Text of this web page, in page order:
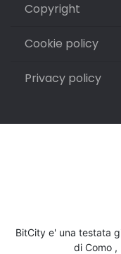
Copyright
Cookie policy
Privacy policy
BitCity e' una testata
di Como ,